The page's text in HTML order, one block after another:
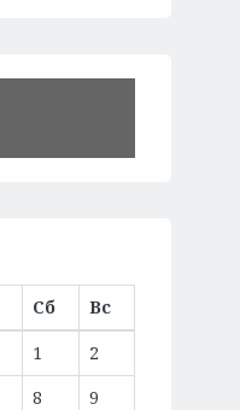
Сб
Вс
1
2
8
9